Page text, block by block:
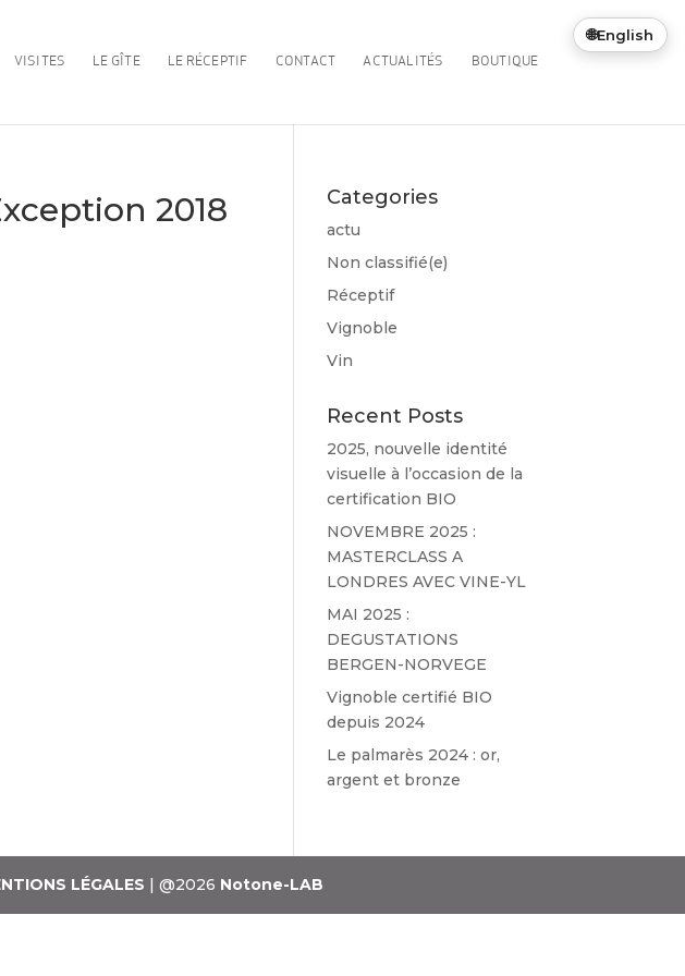
VISITES LE GÎTE LE RÉCEPTIF CONTACT ACTUALITÉS BOUTIQUE
2018
Categories
actu
Non classifié(e)
Réceptif
Vignoble
Vin
Recent Posts
2025, nouvelle identité
visuelle à l’occasion de la
certification BIO
NOVEMBRE 2025 :
MASTERCLASS A
LONDRES AVEC VINE-YL
MAI 2025 :
DEGUSTATIONS
BERGEN-NORVEGE
Vignoble certifié BIO
depuis 2024
Le palmarès 2024 : or,
argent et bronze
LÉGALES | @2026 Notone-LAB
🌐English